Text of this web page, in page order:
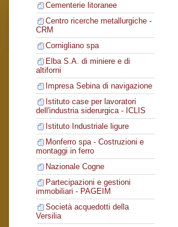
Cementerie litoranee
Centro ricerche metallurgiche -
CRM
Cornigliano spa
Elba S.A. di miniere e di
altiforni
Impresa Sebina di navigazione
Istituto case per lavoratori
dell'industria siderurgica - ICLIS
Istituto Industriale ligure
Monferro spa - Costruzioni e
montaggi in ferro
Nazionale Cogne
Partecipazioni e gestioni
immobiliari - PAGEIM
Società acquedotti della
Versilia